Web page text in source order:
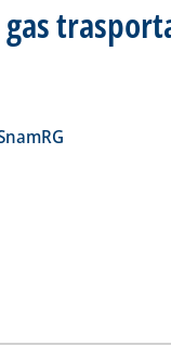
gennaio 2025
11.16.
notizia: 'Bilancio